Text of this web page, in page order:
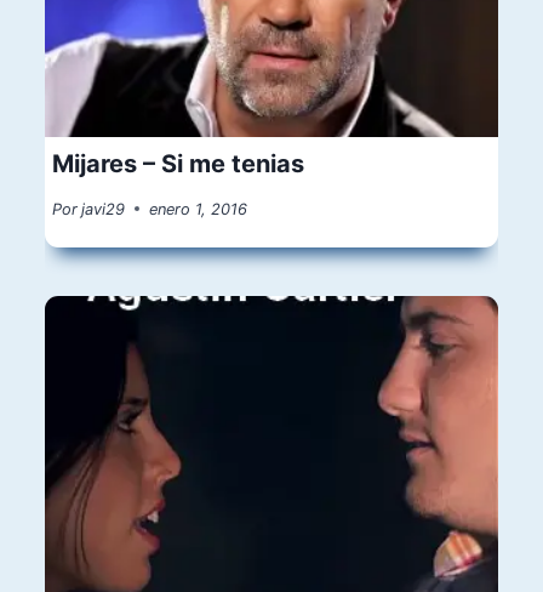
Mijares – Si me tenias
Por javi29 enero 1, 2016